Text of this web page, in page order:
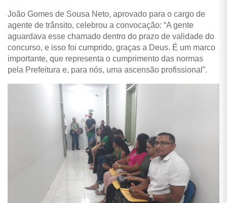
João Gomes de Sousa Neto, aprovado para o cargo de
agente de trânsito, celebrou a convocação: “A gente
aguardava esse chamado dentro do prazo de validade do
concurso, e isso foi cumprido, graças a Deus. É um marco
importante, que representa o cumprimento das normas
pela Prefeitura e, para nós, uma ascensão profissional”.